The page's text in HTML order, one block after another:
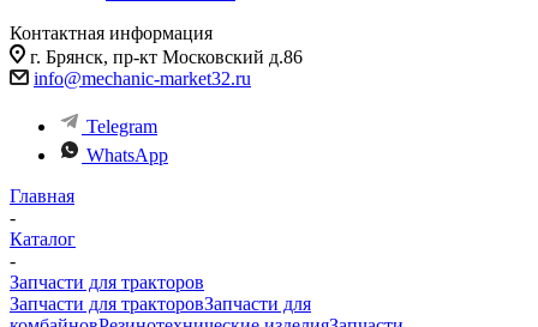
Контактная информация
г. Брянск, пр-кт Московский д.86
info@mechanic-market32.ru
Telegram
WhatsApp
Главная
-
Каталог
-
Запчасти для тракторов
Запчасти для тракторовЗапчасти для